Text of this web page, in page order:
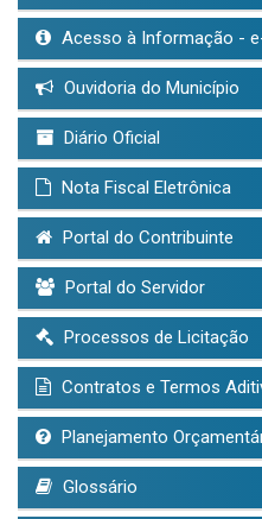
Acesso à Informação -
Ouvidoria do Município
Diário Oficial
Nota Fiscal Eletrônica
Portal do Contribuinte
Portal do Servidor
Processos de Licitação
Contratos e Termos
Planejamento
Glossário